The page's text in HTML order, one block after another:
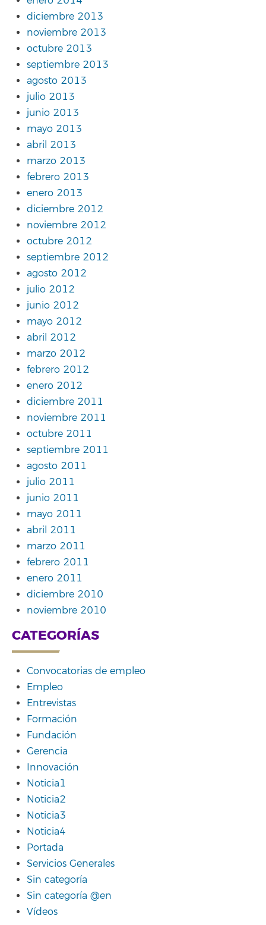
diciembre 2013
noviembre 2013
octubre 2013
septiembre 2013
agosto 2013
julio 2013
junio 2013
mayo 2013
abril 2013
marzo 2013
febrero 2013
enero 2013
diciembre 2012
noviembre 2012
octubre 2012
septiembre 2012
agosto 2012
julio 2012
junio 2012
mayo 2012
abril 2012
marzo 2012
febrero 2012
enero 2012
diciembre 2011
noviembre 2011
octubre 2011
septiembre 2011
agosto 2011
julio 2011
junio 2011
mayo 2011
abril 2011
marzo 2011
febrero 2011
enero 2011
diciembre 2010
noviembre 2010
CATEGORÍAS
Convocatorias de empleo
Empleo
Entrevistas
Formación
Fundación
Gerencia
Innovación
Noticia1
Noticia2
Noticia3
Noticia4
Portada
Servicios Generales
Sin categoría
Sin categoría @en
Vídeos